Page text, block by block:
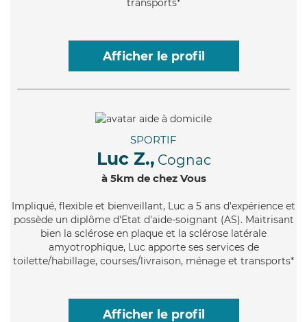
transports*
Afficher le profil
SPORTIF
Luc Z., Cognac
à 5km de chez Vous
Impliqué, flexible et bienveillant, Luc a 5 ans d'expérience et
possède un diplôme d'Etat d'aide-soignant (AS). Maitrisant
bien la sclérose en plaque et la sclérose latérale
amyotrophique, Luc apporte ses services de
toilette/habillage, courses/livraison, ménage et transports*
Afficher le profil